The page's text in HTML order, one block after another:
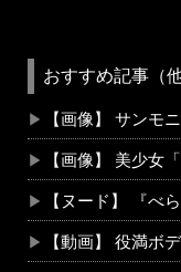
おすすめ記事（
【画像】 サンモ
【画像】 美少女
【ヌード】 『べ
【動画】 役満ボ